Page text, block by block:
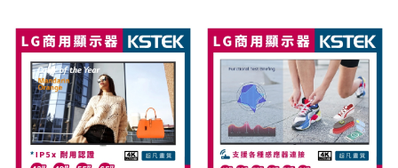
Magic Protection Glass 防護玻璃
HDMI/DP/HDBaseT/USB/Audio/
RS232C/RJ45